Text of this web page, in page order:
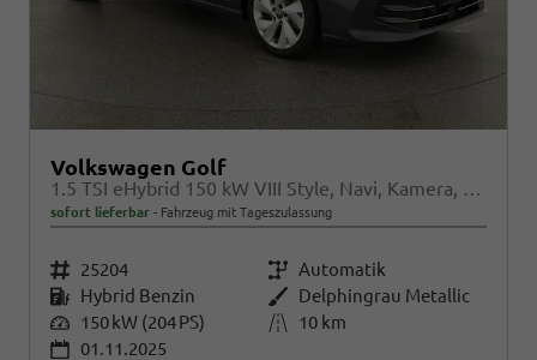
Volkswagen Golf
1.5 TSI eHybrid 150 kW VIII Style, Navi, Kamera, Side, LED-Plus
sofort lieferbar Fahrzeug mit Tageszulassung
Fahrzeugnr. 25204 Getriebe Automatik
Kraftstoff Hybrid Benzin Außenfarbe Delphingrau Metallic
Leistung 150 kW (204 PS) Kilometerstand
10 km
01.11.2025